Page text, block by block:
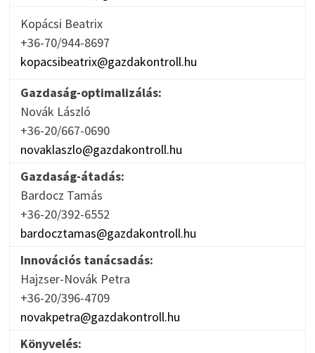
Kopácsi Beatrix
+36-70/944-8697
kopacsibeatrix@gazdakontroll.hu
Gazdaság-optimalizálás:
Novák László
+36-20/667-0690
novaklaszlo@gazdakontroll.hu
Gazdaság-átadás:
Bardocz Tamás
+36-20/392-6552
bardocztamas@gazdakontroll.hu
Innovációs tanácsadás:
Hajzser-Novák Petra
+36-20/396-4709
novakpetra@gazdakontroll.hu
Könyvelés: